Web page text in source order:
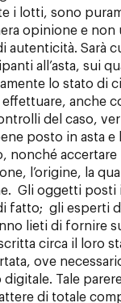
i lotti, sono
opinione e non
autenticità. Sarà
all’asta, sui
lo stato di
anche
del caso,
posto in asta e
nonché accertare
l’origine, la
Gli oggetti posti
fatto; gli esperti
lieti di fornire
circa il loro
ove
Tale
di totale